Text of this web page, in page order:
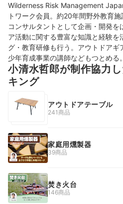
Wilderness Risk Management
トワーク会員。約20年間野外教育
コンサルタントとして企画・開発を
ア活動に関する豊富な知識と経験を
グ・教育研修も行う。アウトドア
少年育成事業の講師などもつとめる。
小清水哲郎が制作協力
キング
アウトドアテーブル
241商品
家庭用燻製器
39商品
焚き火台
146商品